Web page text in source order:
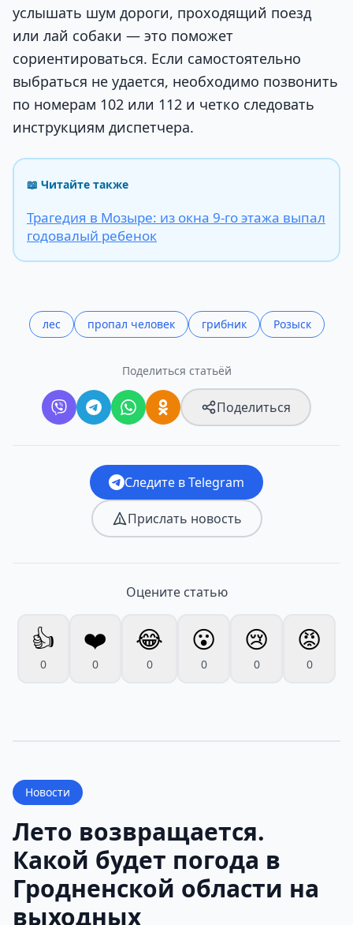
услышать шум дороги, проходящий поезд
или лай собаки — это поможет
сориентироваться. Если самостоятельно
выбраться не удается, необходимо позвонить
по номерам 102 или 112 и четко следовать
инструкциям диспетчера.
📖 Читайте также
Трагедия в Мозыре: из окна 9-го этажа выпал
годовалый ребенок
лес пропал человек грибник Розыск
Поделиться статьёй
Поделиться
Следите в Telegram
Прислать новость
Оцените статью
👍
0
❤️
0
😂
0
😮
0
😢
0
😡
0
Новости
Лето возвращается.
Какой будет погода в
Гродненской области на
выходных